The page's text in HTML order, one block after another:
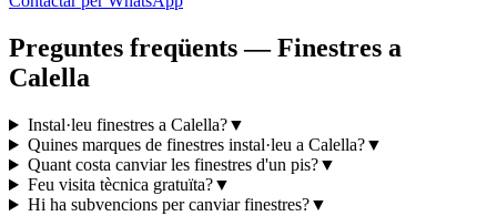
Preguntes freqüents — Finestres a
Calella
Instal·leu finestres a Calella?▼
Quines marques de finestres instal·leu a Calella?▼
Quant costa canviar les finestres d'un pis?▼
Feu visita tècnica gratuïta?▼
Hi ha subvencions per canviar finestres?▼